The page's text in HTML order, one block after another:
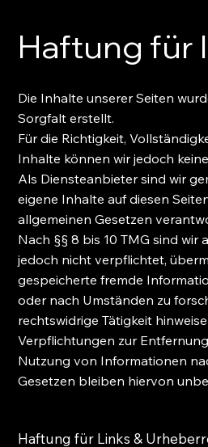
Haftung für
Die Inhalte unserer Seiten
Sorgfalt erstellt.
Für die Richtigkeit,
Inhalte können wir jedoch
Als Diensteanbieter sind wir
eigene Inhalte auf diesen
allgemeinen Gesetzen
Nach §§ 8 bis 10 TMG sind wir
jedoch nicht verpflichtet,
gespeicherte fremde
oder nach Umständen zu
rechtswidrige Tätigkeit
Verpflichtungen zur
Nutzung von Informationen
Gesetzen bleiben hiervon
Haftung für Links &